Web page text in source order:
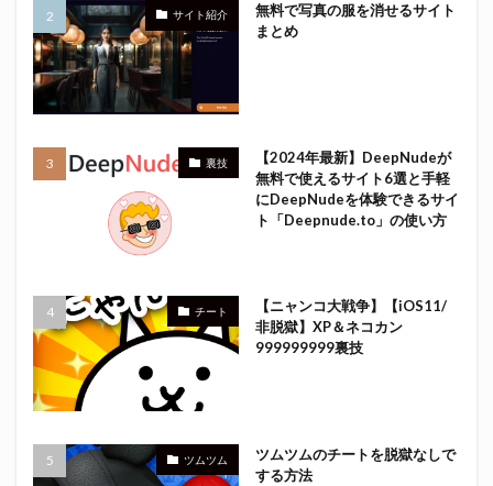
サイト紹介
無料で写真の服を消せるサイト
まとめ
裏技
【2024年最新】DeepNudeが
無料で使えるサイト6選と手軽
にDeepNudeを体験できるサイ
ト「Deepnude.to」の使い方
チート
【ニャンコ大戦争】【iOS11/
非脱獄】XP＆ネコカン
999999999裏技
ツムツム
ツムツムのチートを脱獄なしで
する方法